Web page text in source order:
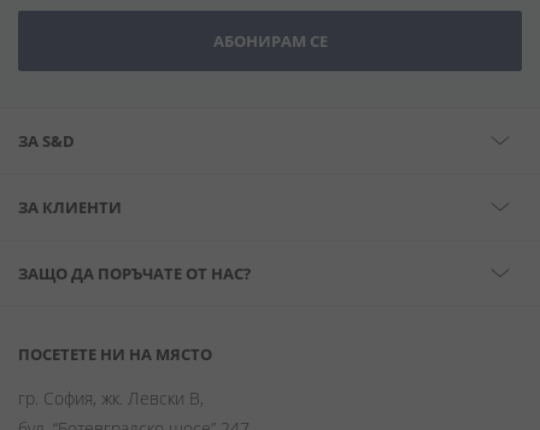
АБОНИРАМ СЕ
ЗА S&D
ЗА КЛИЕНТИ
ЗАЩО ДА ПОРЪЧАТЕ ОТ НАС?
ПОСЕТЕТЕ НИ НА МЯСТО
гр. София, жк. Левски В,